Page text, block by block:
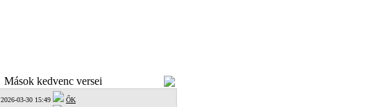
Mások kedvenc versei
2026-03-30 15:49
ŐK